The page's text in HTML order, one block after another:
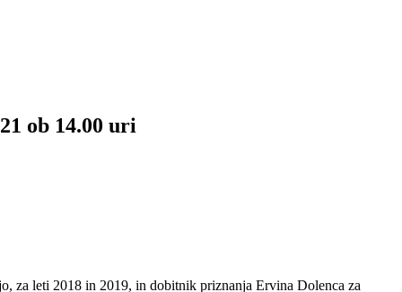
ob 14.00 uri
za leti 2018 in 2019, in dobitnik priznanja Ervina Dolenca za